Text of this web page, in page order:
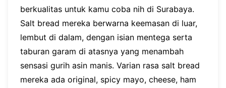
berkualitas untuk kamu coba nih di Surabaya.
Salt bread mereka berwarna keemasan di luar,
lembut di dalam, dengan isian mentega serta
taburan garam di atasnya yang menambah
sensasi gurih asin manis. Varian rasa salt bread
mereka ada original, spicy mayo, cheese, ham